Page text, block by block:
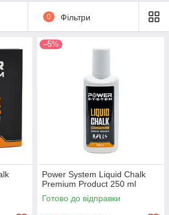
0 Фільтри
–5%
Power System Liquid Chalk
Premium Product 250 ml
Готово до відправки